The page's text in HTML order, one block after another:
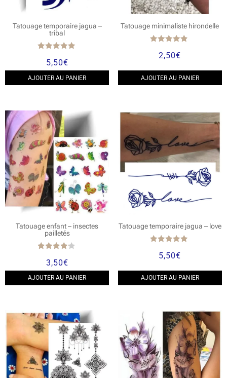
Tatouage temporaire jagua –
tribal
5.00
sur 5
5,50€
AJOUTER AU PANIER
Tatouage minimaliste hirondelle
4.67
2,50€
AJOUTER AU PANIER
Tatouage enfant – insectes
pailletés
4.00
sur 5
3,50€
AJOUTER AU PANIER
Tatouage temporaire jagua – love
5.00
sur 5
5,50€
AJOUTER AU PANIER